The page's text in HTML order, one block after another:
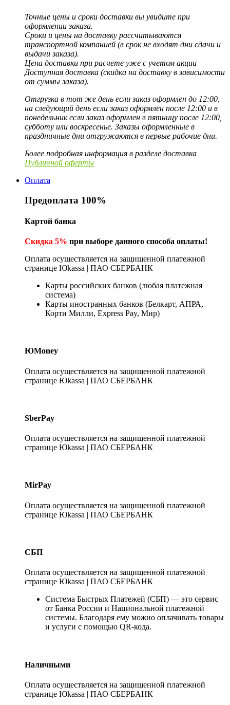
Точные цены и сроки доставки вы увидите при
оформлении заказа.
Сроки и цены на доставку рассчитываются
транспортной компанией (в срок не входят дни сдачи и
выдачи заказа).
Цена доставки при расчете уже с учетом акции
Доступная доставка (скидка на доставку в зависимости
от суммы заказа).
Отгрузка в тот же день если заказ оформлен до 12:00,
на следующий день если заказ оформлен после 12:00 и в
понедельник если заказ оформлен в пятницу после 12:00,
субботу или воскресенье. Заказы оформленные в
праздничные дни отгружаются в первые рабочие дни.
Более подробная информация в разделе доставка
Публичной оферты
Оплата
Предоплата 100%
Картой банка
Скидка 5% при выборе данного способа оплаты!
Оплата осуществляется на защищенной платежной
странице Юkassa | ПАО СБЕРБАНК
Карты российских банков (любая платежная
система)
Карты иностранных банков (Белкарт, АПРА,
Корти Милли, Express Pay, Мир)
ЮMoney
Оплата осуществляется на защищенной платежной
странице Юkassa | ПАО СБЕРБАНК
SberPay
Оплата осуществляется на защищенной платежной
странице Юkassa | ПАО СБЕРБАНК
MirPay
Оплата осуществляется на защищенной платежной
странице Юkassa | ПАО СБЕРБАНК
СБП
Оплата осуществляется на защищенной платежной
странице Юkassa | ПАО СБЕРБАНК
Система Быстрых Платежей (СБП) — это сервис
от Банка России и Национальной платежной
системы. Благодаря ему можно оплачивать товары
и услуги с помощью QR-кода.
Наличными
Оплата осуществляется на защищенной платежной
странице Юkassa | ПАО СБЕРБАНК